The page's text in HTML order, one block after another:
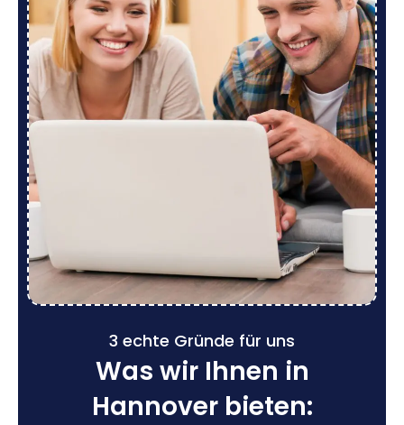
3 echte Gründe für uns
Was wir Ihnen in
Hannover bieten: